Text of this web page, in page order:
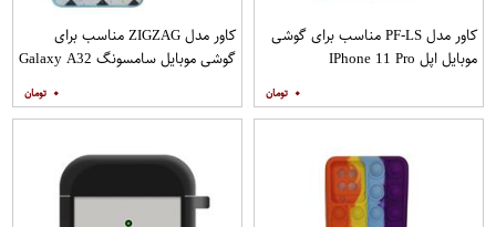
کاور مدل PF-LS مناسب برای گوشی
موبایل اپل IPhone 11 Pro
۰
کاور مدل ZIGZAG مناسب برای
گوشی موبایل سامسونگ Galaxy A32
۰